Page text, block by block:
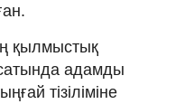
қылмыстық
адамды
тізіліміне